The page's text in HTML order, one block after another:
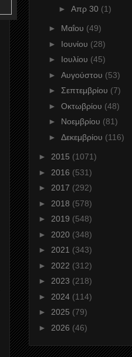
► Απρ 30 (1)
► Μαΐου (49)
► Ιουνίου (28)
► Ιουλίου (45)
► Αυγούστου (53)
► Σεπτεμβρίου (7)
► Οκτωβρίου (48)
► Νοεμβρίου (81)
► Δεκεμβρίου (116)
► 2015 (1071)
► 2016 (531)
► 2017 (292)
► 2018 (578)
► 2019 (548)
► 2020 (348)
► 2021 (343)
► 2022 (312)
► 2023 (218)
► 2024 (114)
► 2025 (79)
► 2026 (46)